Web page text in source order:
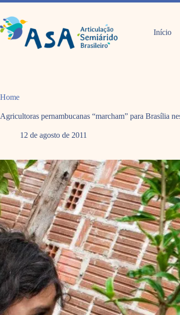
Pular
o
conteúdo
Início
Home
Agricultoras pernambucanas “marcham” para Brasília
12 de agosto de 2011